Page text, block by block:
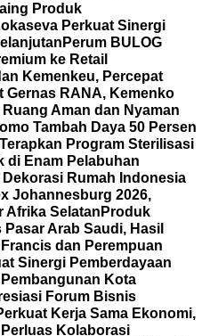
Produk
Perkuat Sinergi
Perum BULOG
ke Retail
Kemenkeu, Percepat
Gernas RANA, Kemenko
Aman dan Nyaman
Tambah Daya 50 Persen
Program Sterilisasi
di Enam Pelabuhan
Rumah Indonesia
Johannesburg 2026,
Afrika Selatan Produk
Arab Saudi, Hasil
dan Perempuan
Sinergi Pemberdayaan
Kota
Forum Bisnis
Kerja Sama Ekonomi,
Kolaborasi